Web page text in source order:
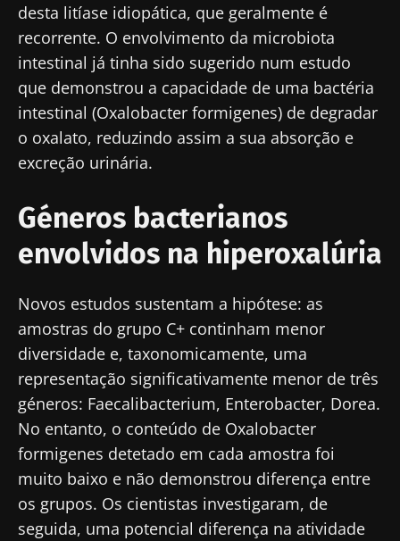
desta litíase idiopática, que geralmente é
recorrente. O envolvimento da microbiota
intestinal já tinha sido sugerido num estudo
que demonstrou a capacidade de uma bactéria
intestinal (Oxalobacter formigenes) de degradar
o oxalato, reduzindo assim a sua absorção e
excreção urinária.
Géneros bacterianos
envolvidos na hiperoxalúria
Novos estudos sustentam a hipótese: as
amostras do grupo C+ continham menor
diversidade e, taxonomicamente, uma
representação significativamente menor de três
géneros: Faecalibacterium, Enterobacter, Dorea.
No entanto, o conteúdo de Oxalobacter
formigenes detetado em cada amostra foi
muito baixo e não demonstrou diferença entre
os grupos. Os cientistas investigaram, de
seguida, uma potencial diferença na atividade